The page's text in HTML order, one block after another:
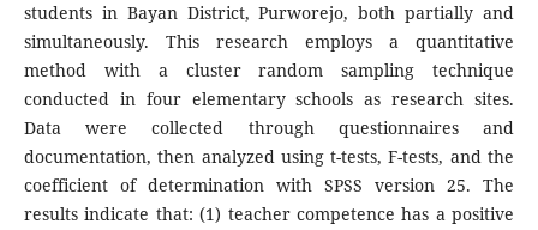
students in Bayan District, Purworejo, both partially and
simultaneously. This research employs a quantitative
method with a cluster random sampling technique
conducted in four elementary schools as research sites.
Data were collected through questionnaires and
documentation, then analyzed using t-tests, F-tests, and the
coefficient of determination with SPSS version 25. The
results indicate that: (1) teacher competence has a positive